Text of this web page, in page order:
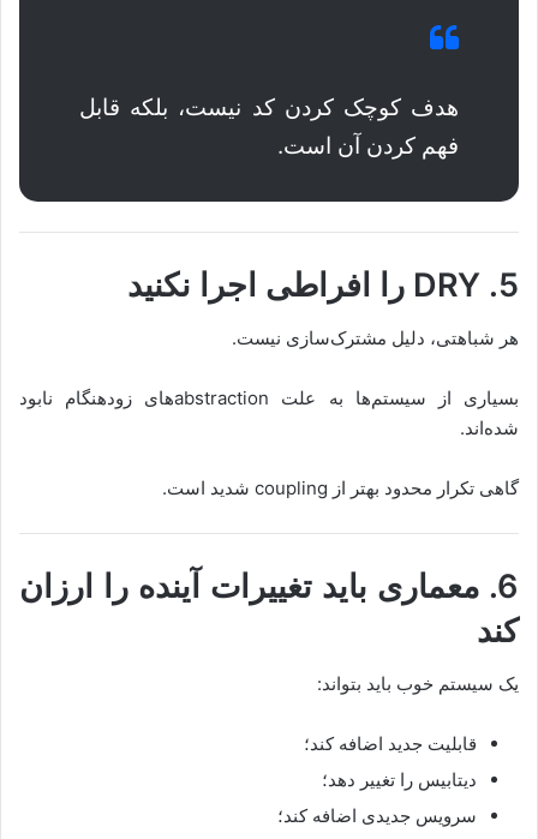
هدف کوچک کردن کد نیست، بلکه قابل
فهم کردن آن است.
5. DRY را افراطی اجرا نکنید
هر شباهتی، دلیل مشترک‌سازی نیست.
بسیاری از سیستم‌ها به علت abstractionهای زودهنگام نابود
شده‌اند.
گاهی تکرار محدود بهتر از coupling شدید است.
6. معماری باید تغییرات آینده را ارزان
کند
یک سیستم خوب باید بتواند:
قابلیت جدید اضافه کند؛
دیتابیس را تغییر دهد؛
سرویس جدیدی اضافه کند؛